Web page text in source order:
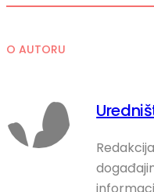
O AUTORU